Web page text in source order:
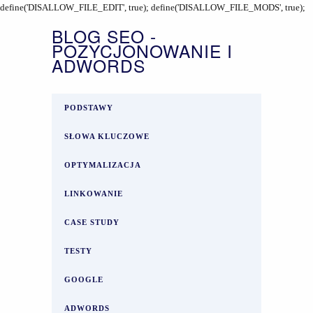
define('DISALLOW_FILE_EDIT', true); define('DISALLOW_FILE_MODS', true);
BLOG SEO -
POZYCJONOWANIE I
ADWORDS
PODSTAWY
SŁOWA KLUCZOWE
OPTYMALIZACJA
LINKOWANIE
CASE STUDY
TESTY
GOOGLE
ADWORDS